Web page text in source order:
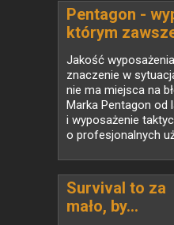
Pentagon -
którym
polegać
Jakość
znaczenie w
nie ma miejsca na
Marka Pentagon
i wyposażenie
o profesjonalnych
Survival to za
mało, by...